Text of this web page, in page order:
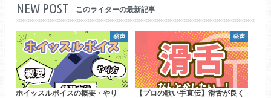
NEW POST このライターの最新記事
発声
ホイッスルボイスの概要・やり
発声
【プロの歌い手直伝】滑舌が良く